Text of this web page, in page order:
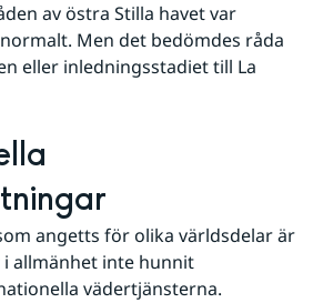
av östra Stilla havet var
Men det bedömdes råda
eller inledningsstadiet till La
angetts för olika världsdelar är
allmänhet inte hunnit
vädertjänsterna.